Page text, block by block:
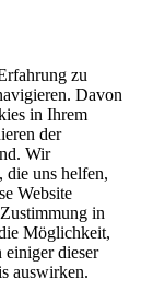
zu
Davon
in Ihrem
der
Wir
die uns helfen,
Website
in
Möglichkeit,
einiger dieser
auswirken.